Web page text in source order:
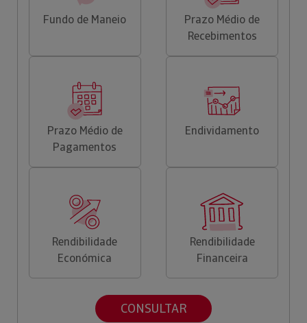
Fundo de Maneio
Prazo Médio de
Recebimentos
Prazo Médio de
Pagamentos
Endividamento
Rendibilidade
Económica
Rendibilidade
Financeira
CONSULTAR